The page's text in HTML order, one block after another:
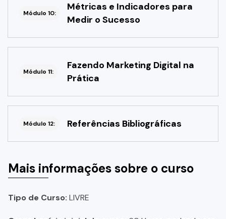
Módulo 10:
Métricas e Indicadores para
Medir o Sucesso
Módulo 11:
Fazendo Marketing Digital na
Prática
Módulo 12: Referências Bibliográficas
Mais informações sobre o curso
Tipo de Curso: LIVRE